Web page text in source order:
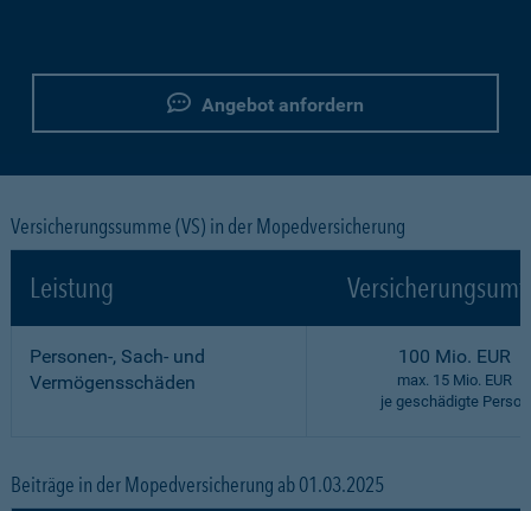
Angebot anfordern
Versicherungssumme (VS) in der Mopedversicherung
Leistung
Personen-, Sach- und
Vermögensschäden
100 Mio. EUR
max. 15 Mio. EUR
je geschädigte Person
Beiträge in der Mopedversicherung ab 01.03.2025